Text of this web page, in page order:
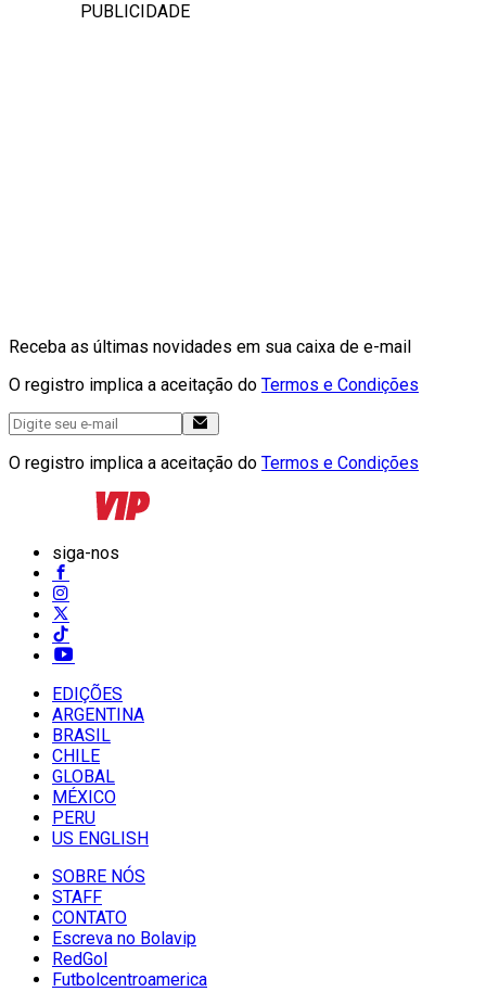
PUBLICIDADE
Receba as últimas novidades em sua caixa de e-mail
O registro implica a aceitação do Termos e Condições
O registro implica a aceitação do Termos e Condições
siga-nos
EDIÇÕES
ARGENTINA
BRASIL
CHILE
GLOBAL
MÉXICO
PERU
US ENGLISH
SOBRE NÓS
STAFF
CONTATO
Escreva no Bolavip
RedGol
Futbolcentroamerica